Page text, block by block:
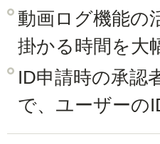
動画ログ機能の
掛かる時間を大
ID申請時の承認
で、ユーザーの